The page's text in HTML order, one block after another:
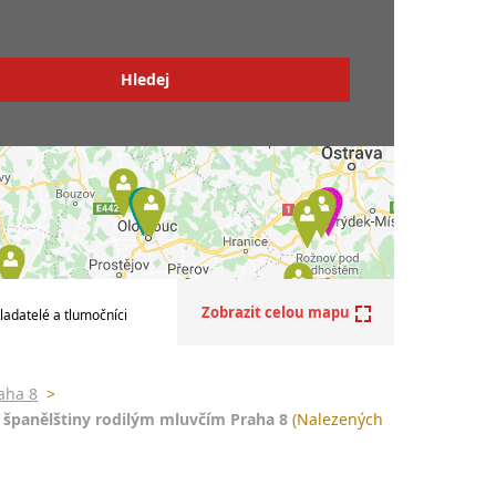
korektury španělštiny specialistou v
a tlumočníci Zobrazit celou mapu
8 >
rodilým mluvčím Praha 8(Nalezených